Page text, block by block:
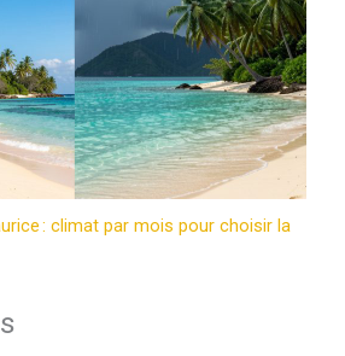
: climat par mois pour choisir la